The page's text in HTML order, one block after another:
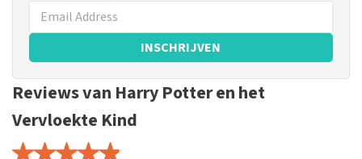
INSCHRIJVEN
Reviews van Harry Potter en het
Vervloekte Kind